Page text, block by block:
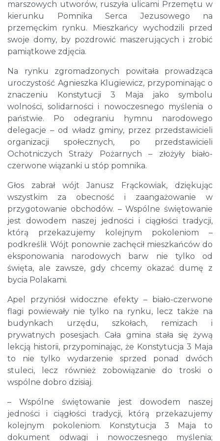
marszowych utworów, ruszyła ulicami Przemętu w
kierunku Pomnika Serca Jezusowego na
przemęckim rynku. Mieszkańcy wychodzili przed
swoje domy, by pozdrowić maszerujących i zrobić
pamiątkowe zdjęcia.
Na rynku zgromadzonych powitała prowadząca
uroczystość Agnieszka Klugiewicz, przypominając o
znaczeniu Konstytucji 3 Maja jako symbolu
wolności, solidarności i nowoczesnego myślenia o
państwie. Po odegraniu hymnu narodowego
delegacje – od władz gminy, przez przedstawicieli
organizacji społecznych, po przedstawicieli
Ochotniczych Straży Pożarnych – złożyły biało-
czerwone wiązanki u stóp pomnika.
Głos zabrał wójt Janusz Frąckowiak, dziękując
wszystkim za obecność i zaangażowanie w
przygotowanie obchodów. – Wspólne świętowanie
jest dowodem naszej jedności i ciągłości tradycji,
którą przekazujemy kolejnym pokoleniom –
podkreślił. Wójt ponownie zachęcił mieszkańców do
eksponowania narodowych barw nie tylko od
święta, ale zawsze, gdy chcemy okazać dumę z
bycia Polakami.
Apel przyniósł widoczne efekty – biało-czerwone
flagi powiewały nie tylko na rynku, lecz także na
budynkach urzędu, szkołach, remizach i
prywatnych posesjach. Cała gmina stała się żywą
lekcją historii, przypominając, że Konstytucja 3 Maja
to nie tylko wydarzenie sprzed ponad dwóch
stuleci, lecz również zobowiązanie do troski o
wspólne dobro dzisiaj.
– Wspólne świętowanie jest dowodem naszej
jedności i ciągłości tradycji, którą przekazujemy
kolejnym pokoleniom. Konstytucja 3 Maja to
dokument odwagi i nowoczesnego myślenia;